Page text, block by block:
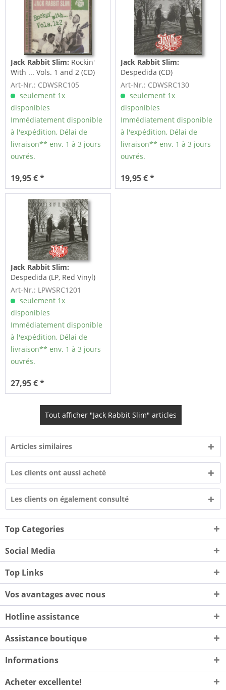
Jack Rabbit Slim: Rockin'
With ... Vols. 1 and 2 (CD)
Art-Nr.: CDWSRC105
seulement 1x
disponibles
Immédiatement disponible
à l'expédition, Délai de
livraison** env. 1 à 3 jours
ouvrés.
19,95 € *
Jack Rabbit Slim:
Despedida (CD)
Art-Nr.: CDWSRC130
seulement 1x
disponibles
Immédiatement disponible
à l'expédition, Délai de
livraison** env. 1 à 3 jours
ouvrés.
19,95 € *
Jack Rabbit Slim:
Despedida (LP, Red Vinyl)
Art-Nr.: LPWSRC1201
seulement 1x
disponibles
Immédiatement disponible
à l'expédition, Délai de
livraison** env. 1 à 3 jours
ouvrés.
27,95 € *
Tout afficher "Jack Rabbit Slim" articles
Articles similaires
Les clients ont aussi acheté
Les clients on également consulté
Top Categories
Social Media
Top Links
Vos avantages avec nous
Hotline assistance
Assistance boutique
Informations
Acheter excellente!